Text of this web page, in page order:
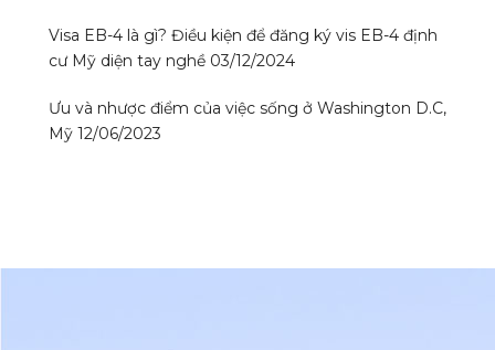
Visa EB-4 là gì? Điều kiện để đăng ký vis EB-4 định
cư Mỹ diện tay nghề03/12/2024
Ưu và nhược điểm của việc sống ở Washington D.C,
Mỹ12/06/2023